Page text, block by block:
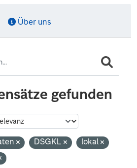
Über uns
gefunden
DSGKL
lokal